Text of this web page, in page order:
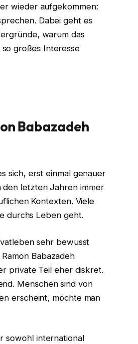
wieder aufgekommen:
Dabei geht es
warum das
großes Interesse
Babazadeh
sich, erst einmal genauer
den letzten Jahren immer
Kontexten. Viele
durchs Leben geht.
sehr bewusst
Babazadeh
private Teil eher diskret.
Menschen sind von
erscheint, möchte man
sowohl international